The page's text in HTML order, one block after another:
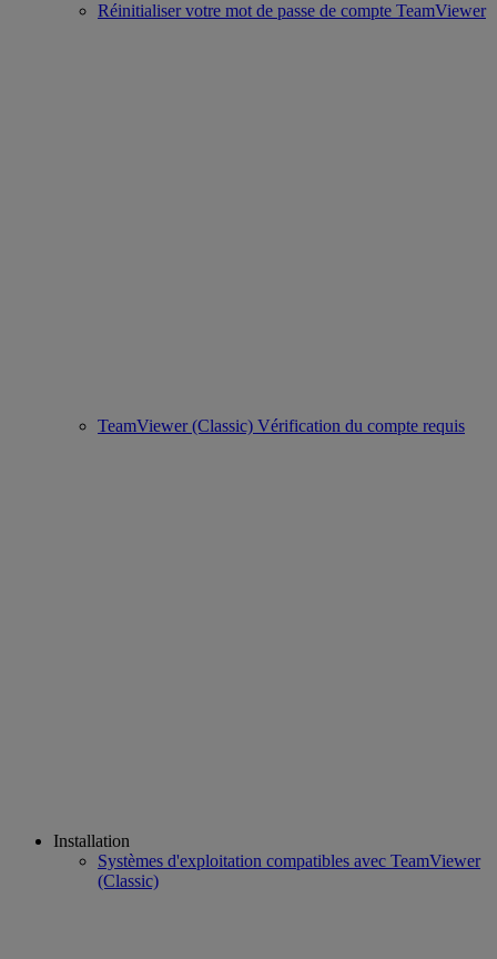
Réinitialiser votre mot de passe de compte TeamViewer
TeamViewer (Classic) Vérification du compte requis
Installation
Systèmes d'exploitation compatibles avec TeamViewer
(Classic)